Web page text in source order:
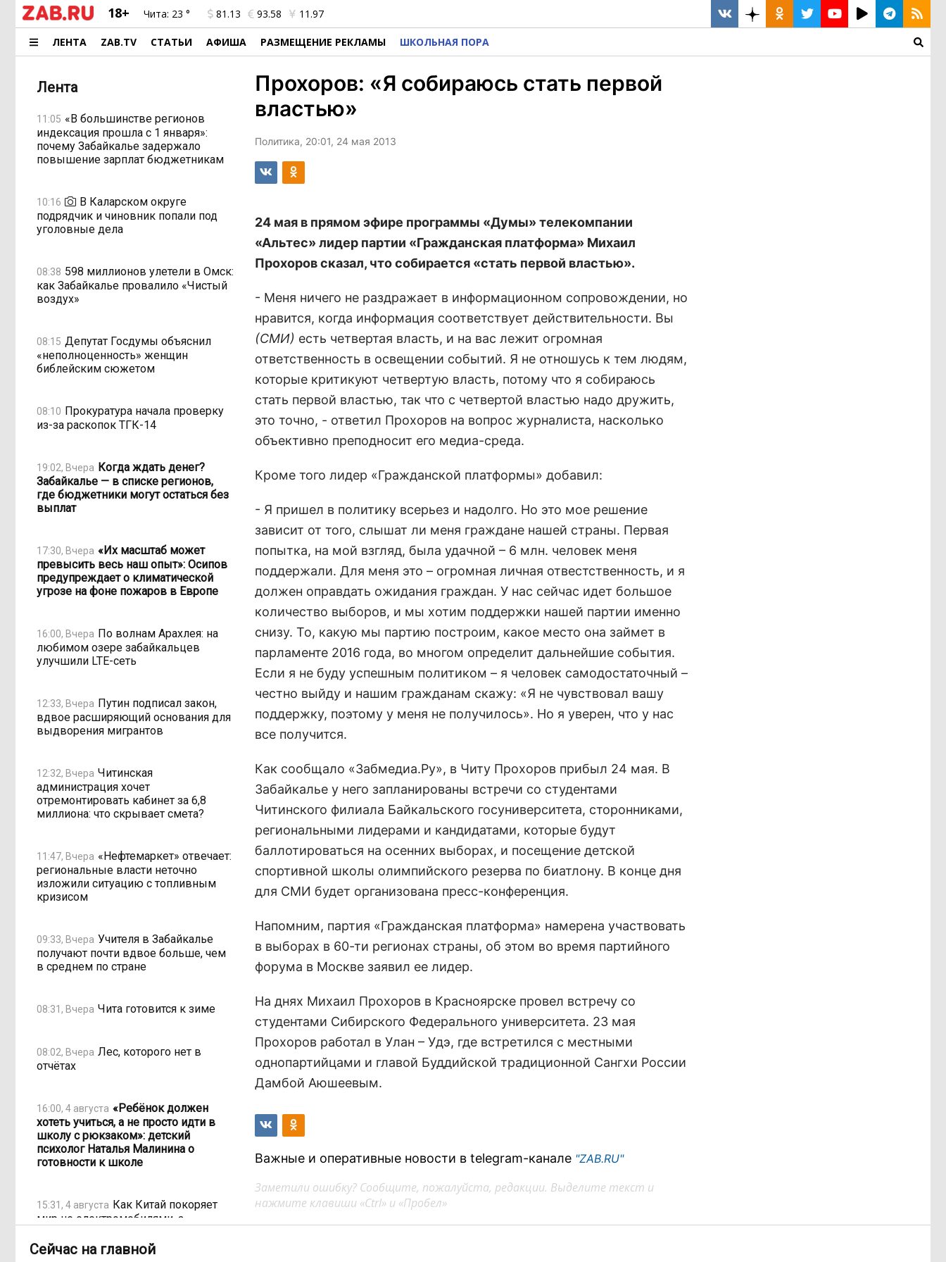
18+ Чита: 23 ° 81.13 93.58 11.97
ЛЕНТА ZAB.TV СТАТЬИ АФИША РАЗМЕЩЕНИЕ РЕКЛАМЫ ШКОЛЬНАЯ ПОРА
Лента
11:05 «В большинстве регионов
индексация прошла с 1 января»:
почему Забайкалье задержало
повышение зарплат бюджетникам
10:16
В Каларском округе
подрядчик и чиновник попали под
уголовные дела
08:38 598 миллионов улетели в Омск:
как Забайкалье провалило «Чистый
воздух»
08:15 Депутат Госдумы объяснил
«неполноценность» женщин
библейским сюжетом
08:10 Прокуратура начала проверку
из-за раскопок ТГК-14
19:02, Вчера Когда ждать денег?
Забайкалье — в списке регионов,
где бюджетники могут остаться без
выплат
17:30, Вчера «Их масштаб может
превысить весь наш опыт»: Осипов
предупреждает о климатической
угрозе на фоне пожаров в Европе
16:00, Вчера По волнам Арахлея: на
любимом озере забайкальцев
улучшили LTE-сеть
12:33, Вчера Путин подписал закон,
вдвое расширяющий основания для
выдворения мигрантов
12:32, Вчера Читинская
администрация хочет
отремонтировать кабинет за 6,8
миллиона: что скрывает смета?
11:47, Вчера «Нефтемаркет» отвечает:
региональные власти неточно
изложили ситуацию с топливным
кризисом
09:33, Вчера Учителя в Забайкалье
получают почти вдвое больше, чем
в среднем по стране
08:31, Вчера Чита готовится к зиме
08:02, Вчера Лес, которого нет в
отчётах
16:00, 4 августа «Ребёнок должен
хотеть учиться, а не просто идти в
школу с рюкзаком»: детский
психолог Наталья Малинина о
готовности к школе
15:31, 4 августа Как Китай покоряет
мир не электромобилями, а
Прохоров: «Я собираюсь стать первой
властью»
Политика, 20:01, 24 мая 2013
24 мая в прямом эфире программы «Думы» телекомпании
«Альтес» лидер партии «Гражданская платформа» Михаил
Прохоров сказал, что собирается «стать первой властью».
- Меня ничего не раздражает в информационном сопровождении, но
нравится, когда информация соответствует действительности. Вы
(СМИ) есть четвертая власть, и на вас лежит огромная
ответственность в освещении событий. Я не отношусь к тем людям,
которые критикуют четвертую власть, потому что я собираюсь
стать первой властью, так что с четвертой властью надо дружить,
это точно, - ответил Прохоров на вопрос журналиста, насколько
объективно преподносит его медиа-среда.
Кроме того лидер «Гражданской платформы» добавил:
- Я пришел в политику всерьез и надолго. Но это мое решение
зависит от того, слышат ли меня граждане нашей страны. Первая
попытка, на мой взгляд, была удачной – 6 млн. человек меня
поддержали. Для меня это – огромная личная отвестственность, и я
должен оправдать ожидания граждан. У нас сейчас идет большое
количество выборов, и мы хотим поддержки нашей партии именно
снизу. То, какую мы партию построим, какое место она займет в
парламенте 2016 года, во многом определит дальнейшие события.
Если я не буду успешным политиком – я человек самодостаточный –
честно выйду и нашим гражданам скажу: «Я не чувствовал вашу
поддержку, поэтому у меня не получилось». Но я уверен, что у нас
все получится.
Как сообщало «Забмедиа.Ру», в Читу Прохоров прибыл 24 мая. В
Забайкалье у него запланированы встречи со студентами
Читинского филиала Байкальского госуниверситета, сторонниками,
региональными лидерами и кандидатами, которые будут
баллотироваться на осенних выборах, и посещение детской
спортивной школы олимпийского резерва по биатлону. В конце дня
для СМИ будет организована пресс-конференция.
Напомним, партия «Гражданская платформа» намерена участвовать
в выборах в 60-ти регионах страны, об этом во время партийного
форума в Москве заявил ее лидер.
На днях Михаил Прохоров в Красноярске провел встречу со
студентами Сибирского Федерального университета. 23 мая
Прохоров работал в Улан – Удэ, где встретился с местными
однопартийцами и главой Буддийской традиционной Сангхи России
Дамбой Аюшеевым.
Важные и оперативные новости в telegram-канале "ZAB.RU"
Заметили ошибку? Сообщите, пожалуйста, редакции. Выделите текст и
нажмите клавиши «Ctrl» и «Пробел»
Сейчас на главной